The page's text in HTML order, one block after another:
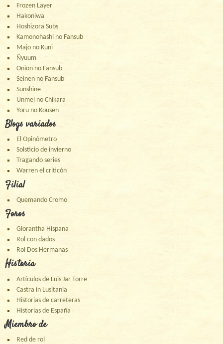
Frozen Layer
Hakoniwa
Hoshizora Subs
Kamonohashi no Fansub
Majo no Kuni
Ñyuum
Onion no Fansub
Seinen no Fansub
Sunshine
Unmei no Chikara
Yoru no Kousen
Blogs variados
El Opinómetro
Solsticio de invierno
Tragando series
Warren el criticón
Filial
Quemando Cromo
Foros
Glorantha Hispana
Rol con dados
Rol Dos Hermanas
Historia
Artículos de Luis Jar Torre
Castra in Lusitania
Historias de carreteras
Historias de España
Miembro de
Red de rol